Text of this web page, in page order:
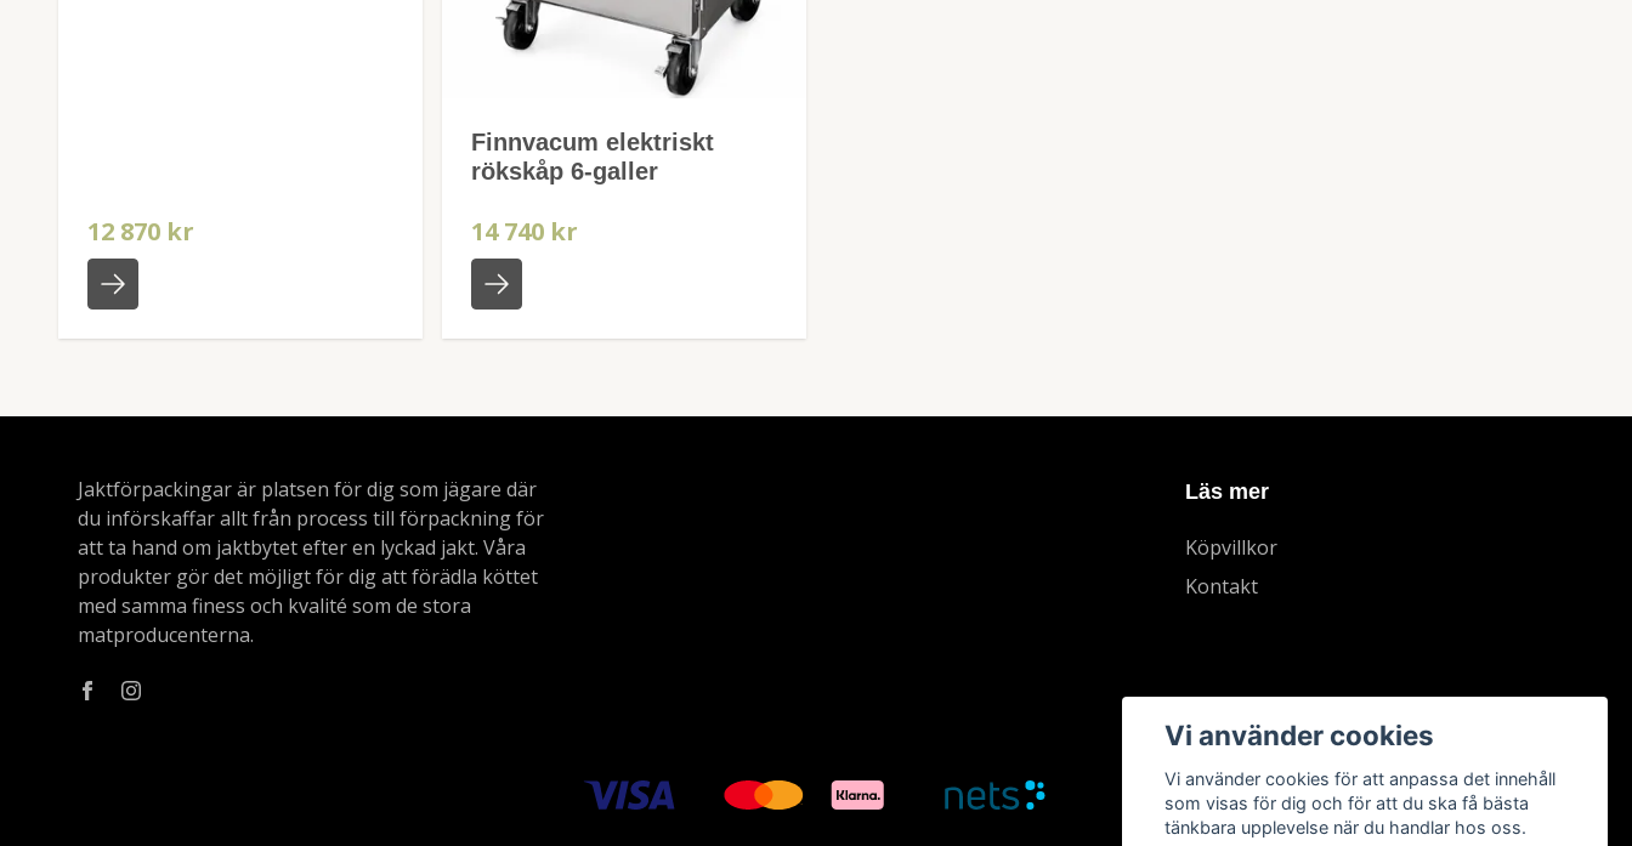
12 870 kr
Finnvacum elektriskt
rökskåp 6-galler
14 740 kr
Jaktförpackingar är platsen för dig som jägare där
du införskaffar allt från process till förpackning för
att ta hand om jaktbytet efter en lyckad jakt. Våra
produkter gör det möjligt för dig att förädla köttet
med samma finess och kvalité som de stora
matproducenterna.
Läs mer
Köpvillkor
Kontakt
Vi använder cookies
Vi använder cookies för att anpassa det innehåll
som visas för dig och för att du ska få bästa
tänkbara upplevelse när du handlar hos oss.